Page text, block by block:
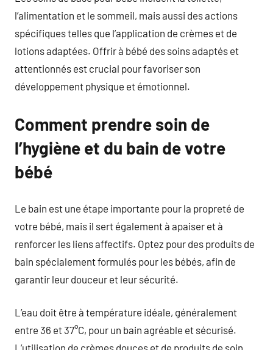
l’alimentation et le sommeil, mais aussi des actions
spécifiques telles que l’application de crèmes et de
lotions adaptées. Offrir à bébé des soins adaptés et
attentionnés est crucial pour favoriser son
développement physique et émotionnel.
Comment prendre soin de
l’hygiène et du bain de votre
bébé
Le bain est une étape importante pour la propreté de
votre bébé, mais il sert également à apaiser et à
renforcer les liens affectifs. Optez pour des produits de
bain spécialement formulés pour les bébés, afin de
garantir leur douceur et leur sécurité.
L’eau doit être à température idéale, généralement
entre 36 et 37°C, pour un bain agréable et sécurisé.
L’utilisation de crèmes douces et de produits de soin